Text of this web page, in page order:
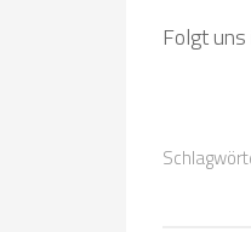
Folgt